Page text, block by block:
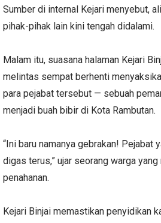
Sumber di internal Kejari menyebut,
pihak-pihak lain kini tengah didalami.
Malam itu, suasana halaman Kejari
melintas sempat berhenti
para pejabat tersebut — sebuah
menjadi buah bibir di Kota Rambutan.
“Ini baru namanya gebrakan! Pejabat
digas terus,” ujar seorang warga
penahanan.
Kejari Binjai memastikan penyidikan